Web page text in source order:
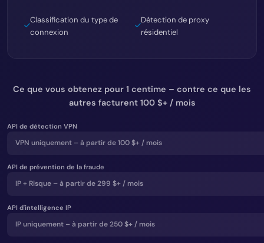
Classification du type de
connexion
Détection de proxy
résidentiel
Ce que vous obtenez pour 1 centime – contre ce que les
autres facturent 100 $+ / mois
API de détection VPN
VPN uniquement – à partir de 100 $+ / mois
API de prévention de la fraude
IP + Risque – à partir de 299 $+ / mois
API d'intelligence IP
IP uniquement – à partir de 250 $+ / mois